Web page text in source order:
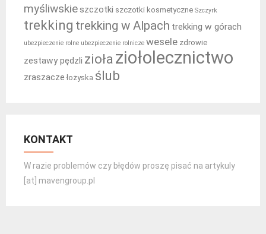
myśliwskieszczotki szczotki kosmetyczne Szczyrk
trekking trekking w Alpach trekking w górach
ubezpieczenie rolne ubezpieczenie rolnicze wesele zdrowie
zestawy pędzli zioła ziołolecznictwo
zraszacze łożyska ślub
KONTAKT
W razie problemów czy błędów proszę pisać na artykuly
[at] mavengroup.pl